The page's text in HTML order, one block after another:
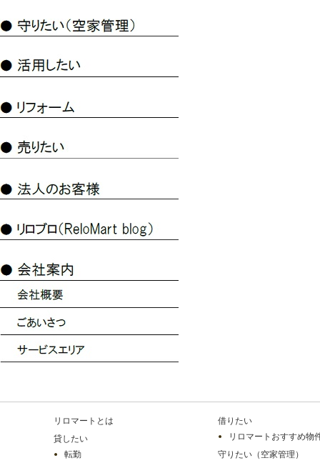
リロマートとは
貸したい
転勤
借りたい
リロマートおすすめ物
守りたい（空家管理）